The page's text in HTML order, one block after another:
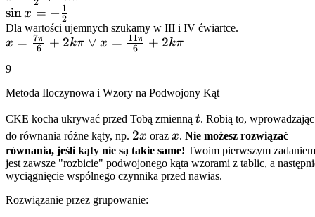
\frac{\pi}
{2} +
2k\pi
\sin x =
-
\frac{1}
{2}
sinx = − 2
1
Dla wartości ujemnych szukamy w III i IV ćwiartce.
x =
{6} + 2k\pi
\lor x =
{6} + 2k\pi
x = 6
7π + 2kπ ∨ x = 6
11π + 2kπ
9
Metoda Iloczynowa i Wzory na Podwojony Kąt
CKE kocha ukrywać przed Tobą zmienną t
t. Robią to, wprowadzając
do równania różne kąty, np. 2x
2x oraz x
x. Nie możesz rozwiązać
równania, jeśli kąty nie są takie same! Twoim pierwszym zadaniem
jest zawsze "rozbicie" podwojonego kąta wzorami z tablic, a
wyciągnięcie wspólnego czynnika przed nawias.
Rozwiązanie przez grupowanie: